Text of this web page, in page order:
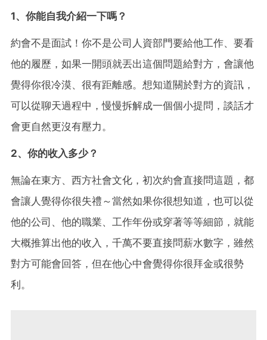
1、你能自我介紹一下嗎？
約會不是面試！你不是公司人資部門要給他工作、要看
他的履歷，如果一開頭就丟出這個問題給對方，會讓他
覺得你很冷漠、很有距離感。想知道關於對方的資訊，
可以從聊天過程中，慢慢拆解成一個個小提問，談話才
會更自然更沒有壓力。
2、你的收入多少？
無論在東方、西方社會文化，初次約會直接問這題，都
會讓人覺得你很失禮～當然如果你很想知道，也可以從
他的公司、他的職業、工作年份或穿著等等細節，就能
大概推算出他的收入，千萬不要直接問薪水數字，雖然
對方可能會回答，但在他心中會覺得你很拜金或很勢
利。